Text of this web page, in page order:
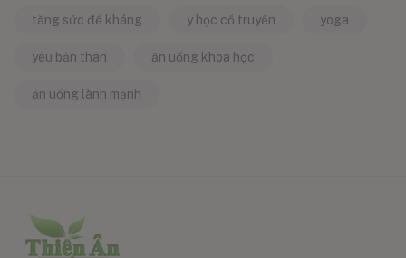
tăng sức đề kháng y học cổ truyền yoga
yêu bản thân ăn uống khoa học
ăn uống lành mạnh